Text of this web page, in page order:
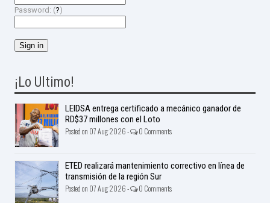
Password: (?)
¡Lo Ultimo!
LEIDSA entrega certificado a mecánico ganador de
RD$37 millones con el Loto
Posted on 07 Aug 2026 - 0 Comments
ETED realizará mantenimiento correctivo en línea de
transmisión de la región Sur
Posted on 07 Aug 2026 - 0 Comments